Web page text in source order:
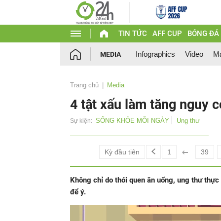
TIN TỨC AFF CUP BÓNG ĐÁ
MEDIA Infographics Video
Trang chủ Media
4 tật xấu làm tăng nguy
Sự kiện: SỐNG KHỎE MỖI NGÀY Ung thư
Kỳ đầu tiên 1 39
Không chỉ do thói quen ăn uống, ung thư
để ý.